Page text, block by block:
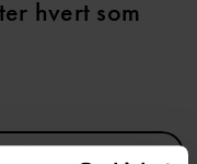
hvert som